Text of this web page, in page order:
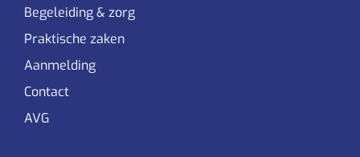
Begeleiding & zorg
Praktische zaken
Aanmelding
Contact
AVG